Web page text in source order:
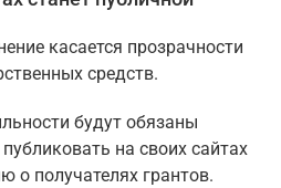
касается прозрачности
средств.
будут обязаны
на своих сайтах
получателях грантов.